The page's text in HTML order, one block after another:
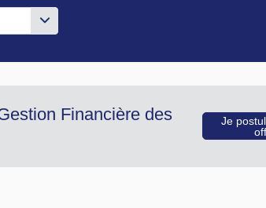
Financière des